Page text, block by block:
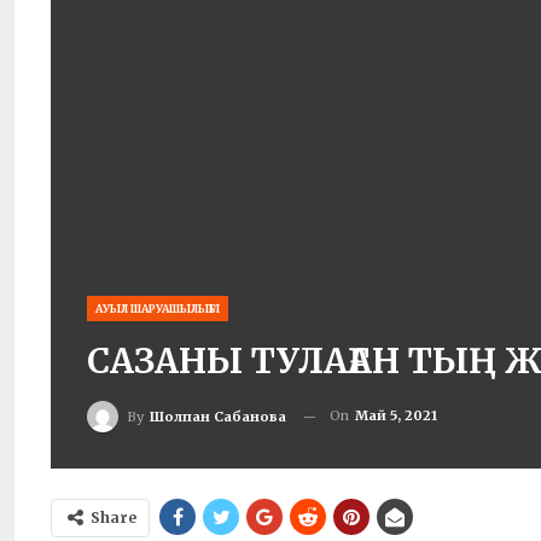
АУЫЛ ШАРУАШЫЛЫҒЫ
САЗАНЫ ТУЛАҒАН ТЫҢ
By Шолпан Сабанова On Май 5, 2021
Share